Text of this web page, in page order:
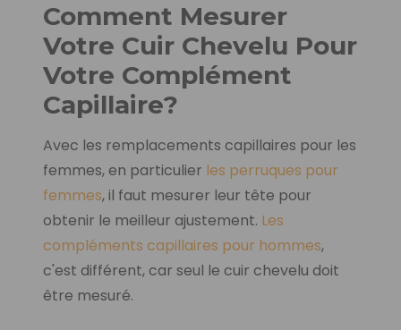
Comment Mesurer
Votre Cuir Chevelu Pour
Votre Complément
Capillaire?
Avec les remplacements capillaires pour les
femmes, en particulier les perruques pour
femmes, il faut mesurer leur tête pour
obtenir le meilleur ajustement. Les
compléments capillaires pour hommes,
c'est différent, car seul le cuir chevelu doit
être mesuré.